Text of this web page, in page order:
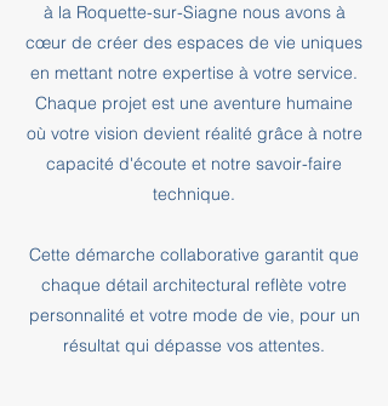
à la Roquette-sur-Siagne nous avons à
cœur de créer des espaces de vie uniques
en mettant notre expertise à votre service.
Chaque projet est une aventure humaine
où votre vision devient réalité grâce à notre
capacité d'écoute et notre savoir-faire
technique.
Cette démarche collaborative garantit que
chaque détail architectural reflète votre
personnalité et votre mode de vie, pour un
résultat qui dépasse vos attentes.